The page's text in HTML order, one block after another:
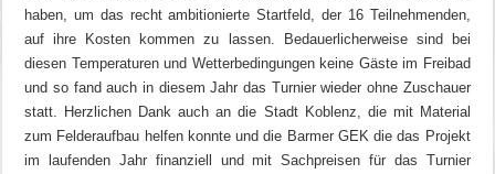
haben, um das recht ambitionierte Startfeld, der 16 Teilnehmenden,
auf ihre Kosten kommen zu lassen. Bedauerlicherweise sind bei
diesen Temperaturen und Wetterbedingungen keine Gäste im Freibad
und so fand auch in diesem Jahr das Turnier wieder ohne Zuschauer
statt. Herzlichen Dank auch an die Stadt Koblenz, die mit Material
zum Felderaufbau helfen konnte und die Barmer GEK die das Projekt
im laufenden Jahr finanziell und mit Sachpreisen für das Turnier